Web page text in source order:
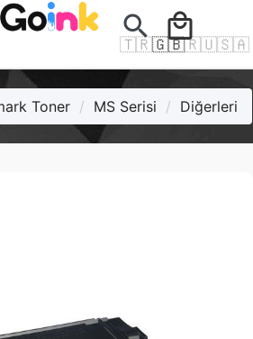
search local_mall
🇹🇷🇬🇧🇷🇺🇸🇦
Toner MS Serisi Diğerleri